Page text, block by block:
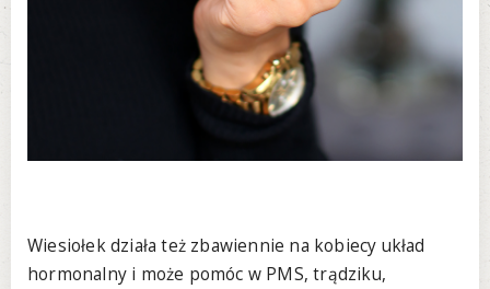
Wiesiołek działa też zbawiennie na kobiecy układ
hormonalny i może pomóc w PMS, trądziku,